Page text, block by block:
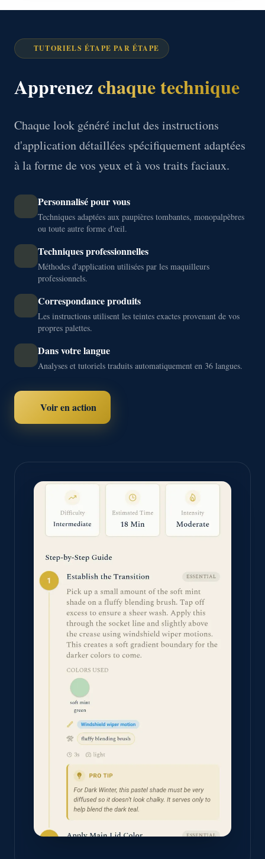
TUTORIELS ÉTAPE PAR ÉTAPE
Apprenezchaque technique
Chaque look généré inclut des instructions
d'application détaillées spécifiquement adaptées
à la forme de vos yeux et à vos traits faciaux.
Personnalisé pour vous
Techniques adaptées aux paupières tombantes, monopalpèbres
ou toute autre forme d'œil.
Techniques professionnelles
Méthodes d'application utilisées par les maquilleurs
professionnels.
Correspondance produits
Les instructions utilisent les teintes exactes provenant de vos
propres palettes.
Dans votre langue
Analyses et tutoriels traduits automatiquement en 36 langues.
Voir en action